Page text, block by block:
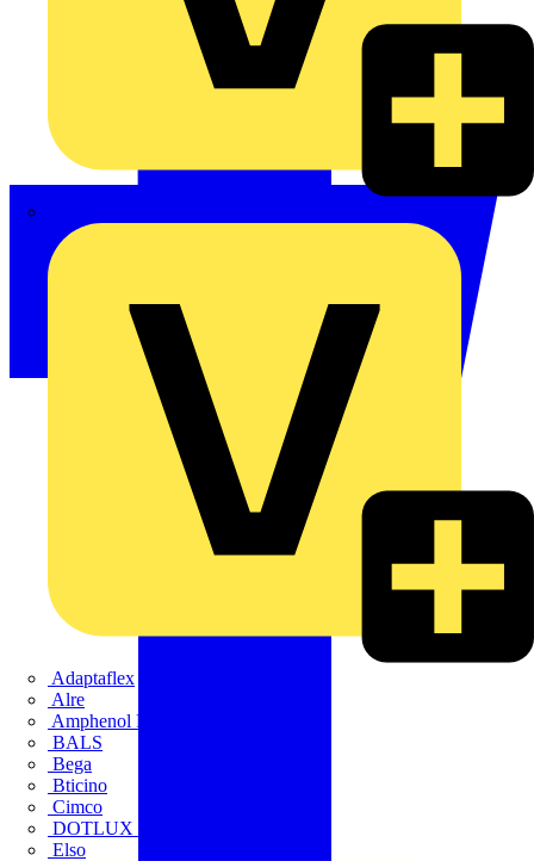
Adaptaflex
Alre
Amphenol FTG
BALS
Bega
Bticino
Cimco
DOTLUX GmbH
Elso